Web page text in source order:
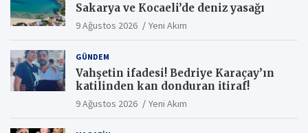
Sakarya ve Kocaeli’de deniz yasağı
9 Ağustos 2026 Yeni Akım
GÜNDEM
Vahşetin ifadesi! Bedriye Karaçay’ın
katilinden kan donduran itiraf!
9 Ağustos 2026 Yeni Akım